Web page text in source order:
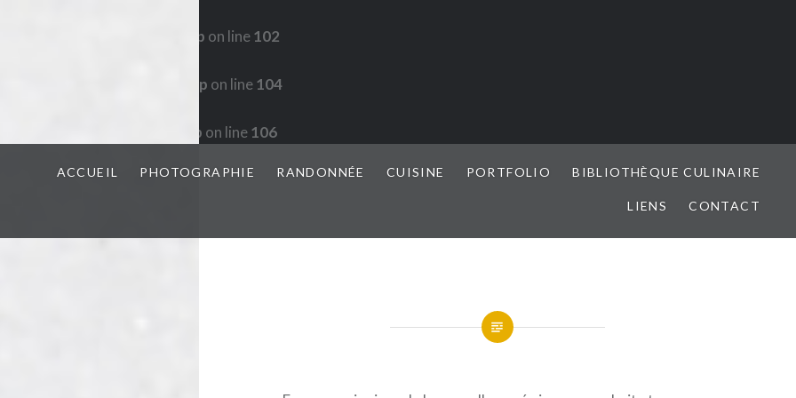
/home/www/wp-config.php on line102
/home/www/wp-config.php on line104
/home/www/wp-config.php on line106
ACCUEIL PHOTOGRAPHIE RANDONNÉE CUISINE PORTFOLIO BIBLIOTHÈQUE CULINAIRE
LIENS CONTACT